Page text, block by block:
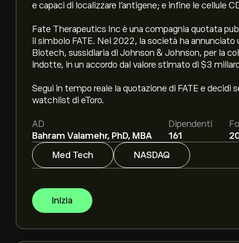
e capaci di localizzare l’antigene; e infine le cellule
Fate Therapeutics Inc è una compagnia quotata
il simbolo FATE. Nel 2022, la società ha annunciato
Biotech, sussidiaria di Johnson & Johnson, per la
indotte, in un accordo dal valore stimato di $3
Segui in tempo reale la quotazione di FATE e decidi
watchlist di eToro.
AD
Bahram Valamehr, PhD, MBA
Dipendenti
161
Med Tech
NASDAQ
Inizia